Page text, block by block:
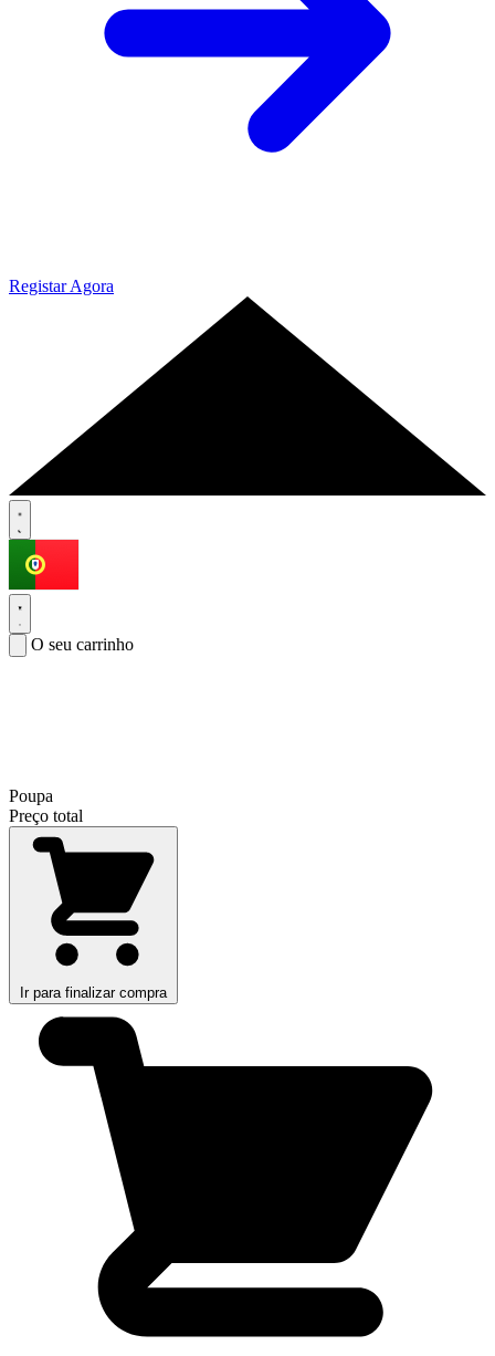
Registar Agora
O seu carrinho
Poupa
Preço total
Ir para finalizar compra